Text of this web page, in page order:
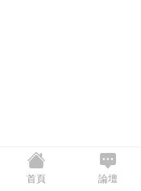
首頁 論壇